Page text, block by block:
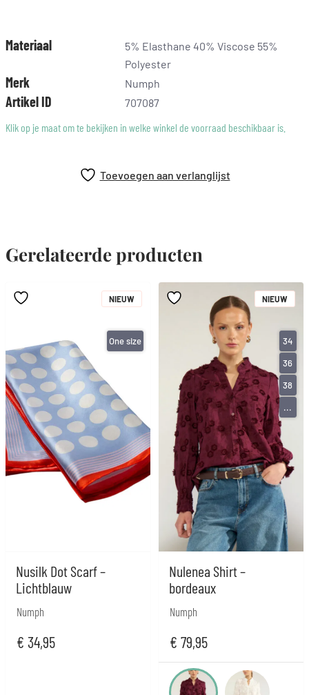
Materiaal
5% Elasthane 40% Viscose 55%
Polyester
Merk Numph
Artikel ID
707087
Klik op je maat om te bekijken in welke winkel de voorraad beschikbaar is.
Toevoegen aan verlanglijst
Gerelateerde producten
Nusilk Dot Scarf –
Lichtblauw
Numph
€ 34,95
NIEUW
One size
Nulenea Shirt –
bordeaux
Numph
€ 79,95
NIEUW
34
36
38
...